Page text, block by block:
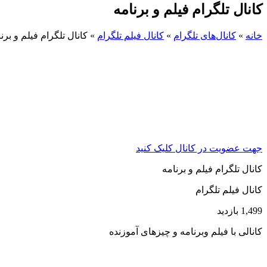
کانال تلگرام فیلم و برنامه
خانه » کانال‌های تلگرام » کانال فیلم تلگرام » کانال تلگرام فیلم و
جهت عضویت در کانال کلیک کنید
کانال تلگرام فیلم و برنامه
کانال فیلم تلگرام
1,499 بازدید
کانالی با فیلم وبرنامه و چیزهای آموزنده